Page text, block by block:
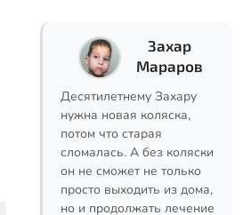
Захар
Мараров
Десятилетнему Захару
нужна новая коляска,
потом что старая
сломалась. А без коляски
он не сможет не только
просто выходить из дома,
но и продолжать лечение